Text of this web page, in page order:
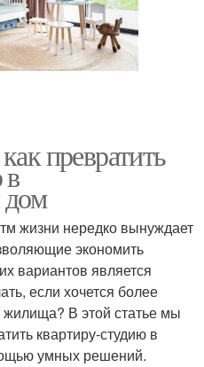
превратить
жизни нередко вынуждает
экономить
вариантов является
если хочется более
жилища? В этой статье мы
квартиру-студию в
умных решений.